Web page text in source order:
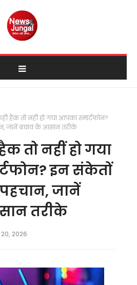
हैक तो नहीं हो गया आपका स्मार्टफोन?
जानें बचाव के आसान तरीके
तो नहीं हो गया
इन संकेतों
जानें
तरीके
2026